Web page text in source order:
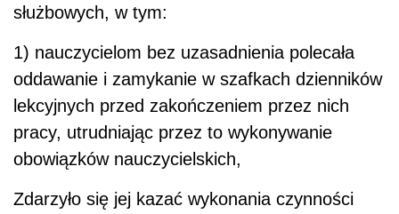
służbowych, w tym:
1) nauczycielom bez uzasadnienia polecała
oddawanie i zamykanie w szafkach dzienników
lekcyjnych przed zakończeniem przez nich
pracy, utrudniając przez to wykonywanie
obowiązków nauczycielskich,
Zdarzyło się jej kazać wykonania czynności